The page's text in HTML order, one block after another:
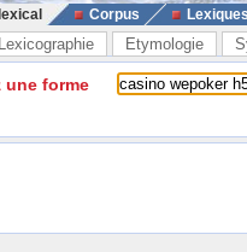
Corpus
Lexicographie Etymologie
une forme